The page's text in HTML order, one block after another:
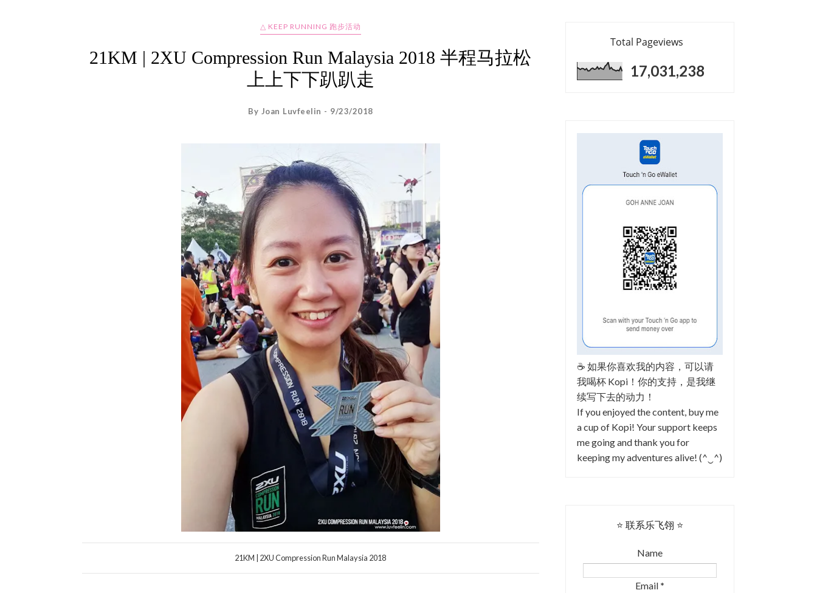
△ KEEP RUNNING 跑步活动
21KM | 2XU Compression Run Malaysia 2018 半程马拉松
上上下下趴趴走
By Joan Luvfeelin - 9/23/2018
21KM | 2XU Compression Run Malaysia 2018
Total Pageviews
17,031,238
☕ 如果你喜欢我的内容，可以请
我喝杯 Kopi！你的支持，是我继
续写下去的动力！
If you enjoyed the content, buy me
a cup of Kopi! Your support keeps
me going and thank you for
keeping my adventures alive! (^‿^)
⭐ 联系乐飞翎 ⭐
Name
Email *